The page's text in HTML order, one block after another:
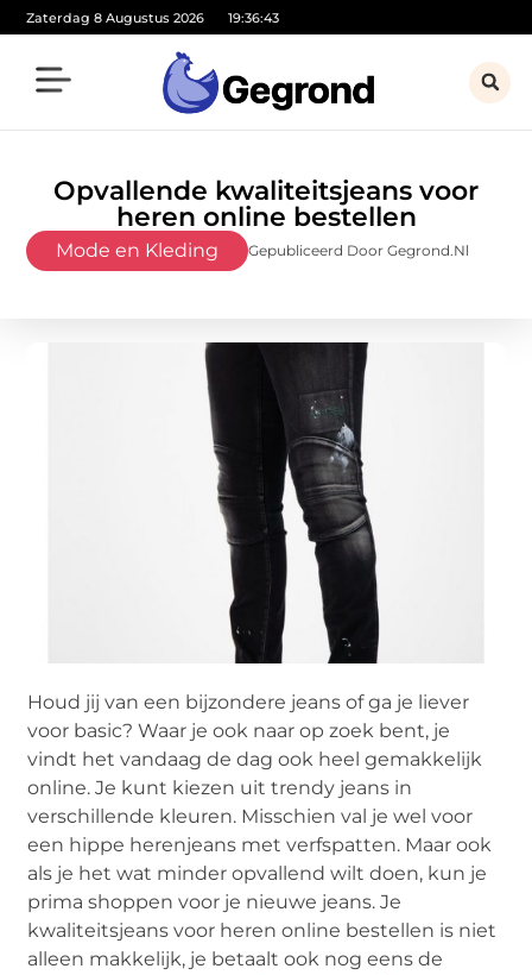
Zaterdag 8 Augustus 2026 19:36:44
Opvallende kwaliteitsjeans voor
heren online bestellen
Mode en Kleding Gepubliceerd Door Gegrond.nl
Houd jij van een bijzondere jeans of ga je liever
voor basic? Waar je ook naar op zoek bent, je
vindt het vandaag de dag ook heel gemakkelijk
online. Je kunt kiezen uit trendy jeans in
verschillende kleuren. Misschien val je wel voor
een hippe herenjeans met verfspatten. Maar ook
als je het wat minder opvallend wilt doen, kun je
prima shoppen voor je nieuwe jeans. Je
kwaliteitsjeans voor heren online bestellen is niet
alleen makkelijk, je betaalt ook nog eens de